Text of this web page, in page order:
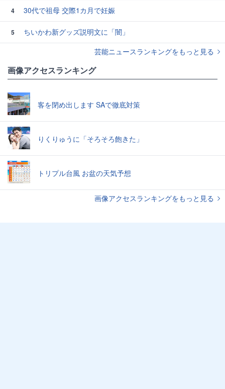
4 30代で祖母 交際1カ月で妊娠
5
ちいかわ新グッズ説明文に「闇」
芸能ニュースランキングをもっと見る
画像アクセスランキング
客を閉め出します SAで徹底対策
りくりゅうに「そろそろ飽きた」
トリプル台風 お盆の天気予想
画像アクセスランキングをもっと見る